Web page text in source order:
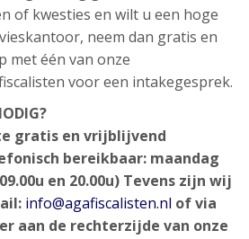
of kwesties en wilt u een hoge
neem dan gratis en
met één van onze
voor een intakegesprek.
gratis en vrijblijvend
bereikbaar: maandag
en 20.00u) Tevens zijn wij
info@agafiscalisten.nl of via
aan de rechterzijde van onze